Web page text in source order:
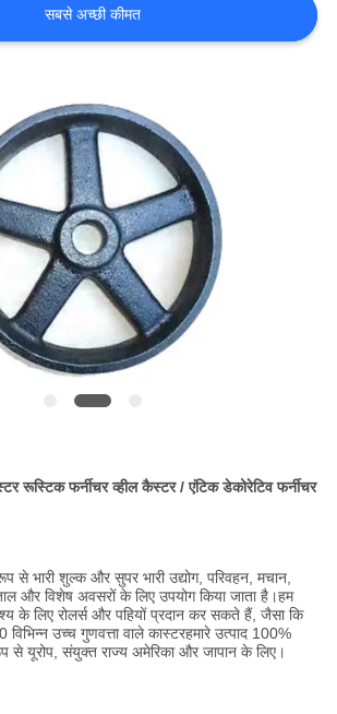
सबसे अच्छी कीमत
रूस्टिक फर्नीचर व्हील कैस्टर / एंटिक डेकोरेटिव फर्नीचर
से भारी शुल्क और सुपर भारी उद्योग, परिवहन, मचान,
और विशेष अवसरों के लिए उपयोग किया जाता है।हम
के लिए रोलर्स और पहियों प्रदान कर सकते हैं, जैसा कि
विभिन्न उच्च गुणवत्ता वाले कास्टरहमारे उत्पाद 100%
से यूरोप, संयुक्त राज्य अमेरिका और जापान के लिए।